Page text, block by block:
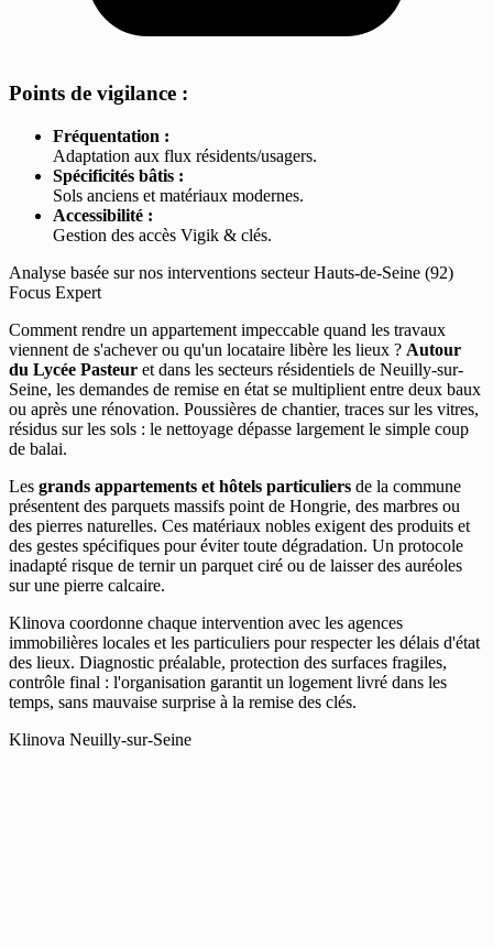
Points de vigilance :
Fréquentation :
Adaptation aux flux résidents/usagers.
Spécificités bâtis :
Sols anciens et matériaux modernes.
Accessibilité :
Gestion des accès Vigik & clés.
Analyse basée sur nos interventions secteur Hauts-de-Seine (92)
Focus Expert
Comment rendre un appartement impeccable quand les travaux
viennent de s'achever ou qu'un locataire libère les lieux ? Autour
du Lycée Pasteur et dans les secteurs résidentiels de Neuilly-sur-
Seine, les demandes de remise en état se multiplient entre deux baux
ou après une rénovation. Poussières de chantier, traces sur les vitres,
résidus sur les sols : le nettoyage dépasse largement le simple coup
de balai.
Les grands appartements et hôtels particuliers de la commune
présentent des parquets massifs point de Hongrie, des marbres ou
des pierres naturelles. Ces matériaux nobles exigent des produits et
des gestes spécifiques pour éviter toute dégradation. Un protocole
inadapté risque de ternir un parquet ciré ou de laisser des auréoles
sur une pierre calcaire.
Klinova coordonne chaque intervention avec les agences
immobilières locales et les particuliers pour respecter les délais d'état
des lieux. Diagnostic préalable, protection des surfaces fragiles,
contrôle final : l'organisation garantit un logement livré dans les
temps, sans mauvaise surprise à la remise des clés.
Klinova Neuilly-sur-Seine